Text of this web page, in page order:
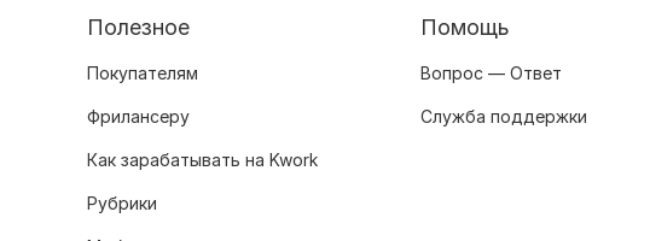
Полезное
Покупателям
Фрилансеру
Как зарабатывать на Kwork
Рубрики
Помощь
Вопрос — Ответ
Служба поддержки